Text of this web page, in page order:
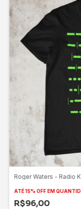
Roger Waters - Radio
ATÉ 15% OFFEM
R$96,00